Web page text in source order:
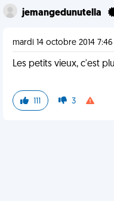
jemangedunutella
mardi 14 octobre 2014 7:46
Les petits vieux, c'est
111 3